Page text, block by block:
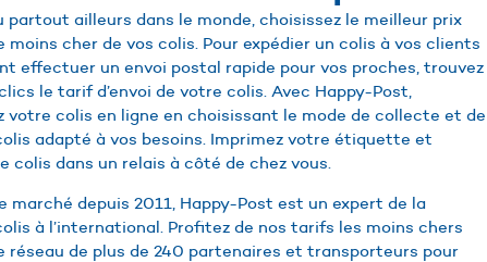
partout ailleurs dans le monde, choisissez le meilleur prix
moins cher de vos colis. Pour expédier un colis à vos clients
effectuer un envoi postal rapide pour vos proches, trouvez
le tarif d’envoi de votre colis. Avec Happy-Post,
votre colis en ligne en choisissant le mode de collecte et de
adapté à vos besoins. Imprimez votre étiquette et
colis dans un relais à côté de chez vous.
marché depuis 2011, Happy-Post est un expert de la
à l’international. Profitez de nos tarifs les moins chers
réseau de plus de 240 partenaires et transporteurs pour